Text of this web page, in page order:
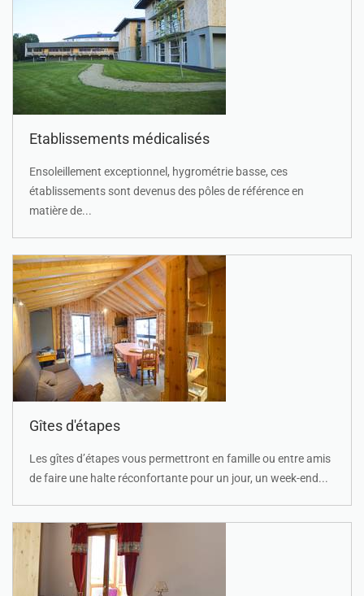
Etablissements médicalisés
Ensoleillement exceptionnel, hygrométrie basse, ces
établissements sont devenus des pôles de référence en
matière de...
Gîtes d'étapes
Les gîtes d’étapes vous permettront en famille ou entre amis
de faire une halte réconfortante pour un jour, un week-end...